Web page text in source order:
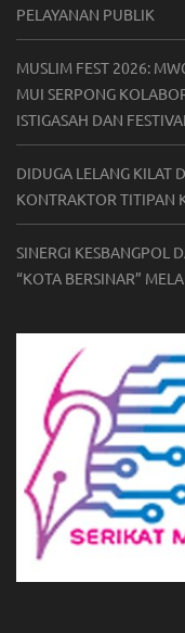
PELAYANAN PUBLIK
MUSLIM FEST 2026:
MUI SERPONG
ISTIGASAH DAN
DIDUGA LELANG KILAT
KONTRAKTOR TITIPAN
SINERGI KESBANGPOL
“KOTA BERSINAR”